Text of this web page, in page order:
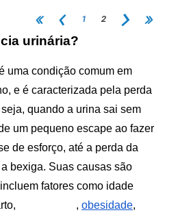
1 2
urinária?
uma condição comum em
e é caracterizada pela perda
quando a urina sai sem
um pequeno escape ao fazer
de esforço, até a perda da
bexiga. Suas causas são
fatores como idade
, obesidade,